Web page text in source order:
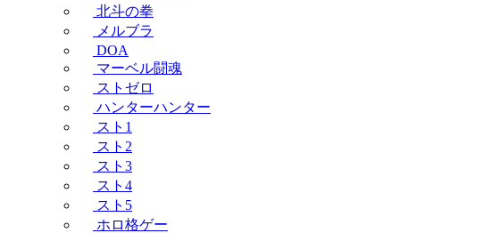
北斗の拳
メルブラ
DOA
マーベル闘魂
ストゼロ
ハンターハンター
スト1
スト2
スト3
スト4
スト5
ホロ格ゲー